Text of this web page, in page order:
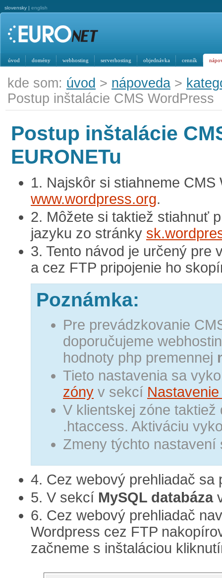
slovensky | english
úvod domény webhosting serverhosting objednávka cenník
kde som: úvod > nápoveda >
Postup inštalácie CMS WordPress
Postup inštalácie
EURONETu
1. Najskôr si stiahneme
www.wordpress.org.
2. Môžete si taktiež stiahnuť
jazyku zo stránky
3. Tento návod je určený pre
a cez FTP pripojenie ho
Poznámka:
Pre prevádzkovanie
doporučujeme
hodnoty php premennej
Tieto nastavenia sa
zóny v sekcí Nastavenie
V klientskej zóne
.htaccess. Aktiváciu
Zmeny týchto
4. Cez webový prehliadač sa
5. V sekcí MySQL databáza
6. Cez webový prehliadač
Wordpress cez FTP
začneme s inštaláciou